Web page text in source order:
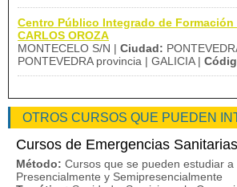
Centro Público Integrado de Formación
CARLOS OROZA
MONTECELO S/N | Ciudad:
PONTEVEDRA provincia | GALICIA |
OTROS CURSOS QUE PUEDEN
Cursos de Emergencias
Método: Cursos que se pueden estudiar a
Presencialmente y Semipresencialmente